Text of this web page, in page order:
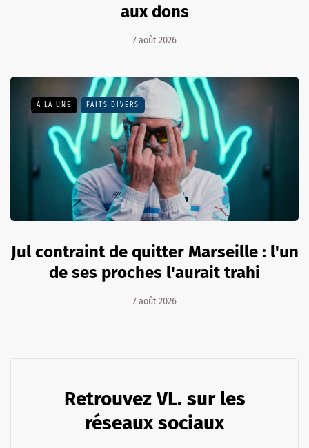
aux dons
7 août 2026
A LA UNE FAITS DIVERS
Jul contraint de quitter Marseille : l'un
de ses proches l'aurait trahi
7 août 2026
Retrouvez VL. sur les
réseaux sociaux